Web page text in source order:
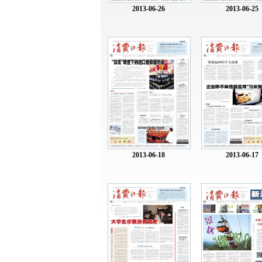
2013-06-26 2013-06-25
2013-06-18 2013-06-17